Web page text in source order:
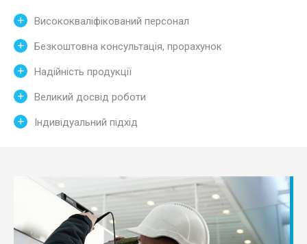
Висококваліфікований персонал
Безкоштовна консультація, прорахунок
Надійність продукції
Великий досвід роботи
Індивідуальний підхід